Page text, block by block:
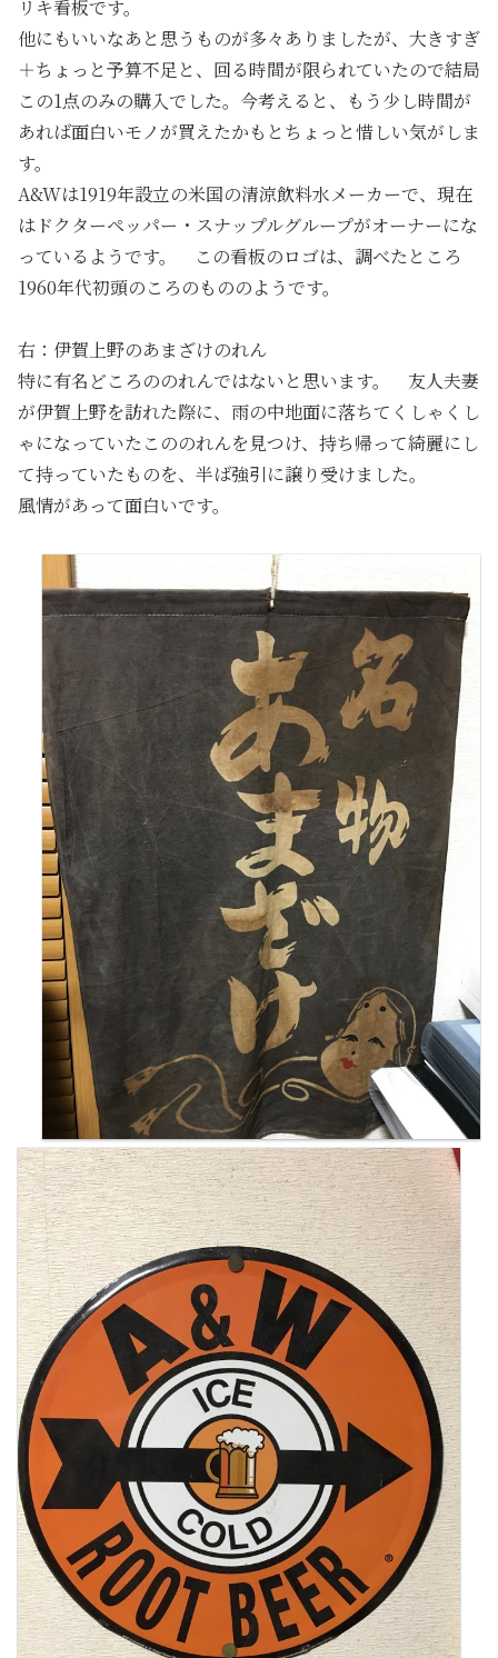
リキ看板です。
他にもいいなあと思うものが多々ありましたが、大きすぎ
＋ちょっと予算不足と、回る時間が限られていたので結局
この1点のみの購入でした。今考えると、もう少し時間が
あれば面白いモノが買えたかもとちょっと惜しい気がしま
す。
A&Wは1919年設立の米国の清涼飲料水メーカーで、現在
はドクターペッパー・スナップルグループがオーナーにな
っているようです。 この看板のロゴは、調べたところ
1960年代初頭のころのもののようです。
右：伊賀上野のあまざけのれん
特に有名どころののれんではないと思います。 友人夫妻
が伊賀上野を訪れた際に、雨の中地面に落ちてくしゃくし
ゃになっていたこののれんを見つけ、持ち帰って綺麗にし
て持っていたものを、半ば強引に譲り受けました。
風情があって面白いです。